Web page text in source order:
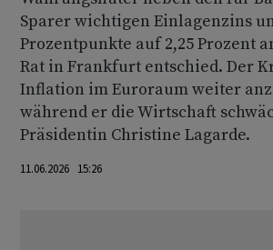
Sparer wichtigen Einlagenzins
Prozentpunkte auf 2,25 Prozent
Rat in Frankfurt entschied. Der
Inflation im Euroraum weiter
während er die Wirtschaft
Präsidentin Christine Lagarde.
11.06.2026 15:26